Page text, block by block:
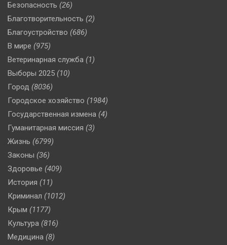
Безопасность (26)
Благотворительность (2)
Благоустройство (686)
В мире (975)
Ветеринарная служба (1)
Выборы 2025 (10)
Город (8036)
Городское хозяйство (1984)
Государственная измена (4)
Гуманитарная миссия (3)
Жизнь (6799)
Законы (36)
Здоровье (409)
История (11)
Криминал (1012)
Крым (1177)
Культура (816)
Медицина (8)